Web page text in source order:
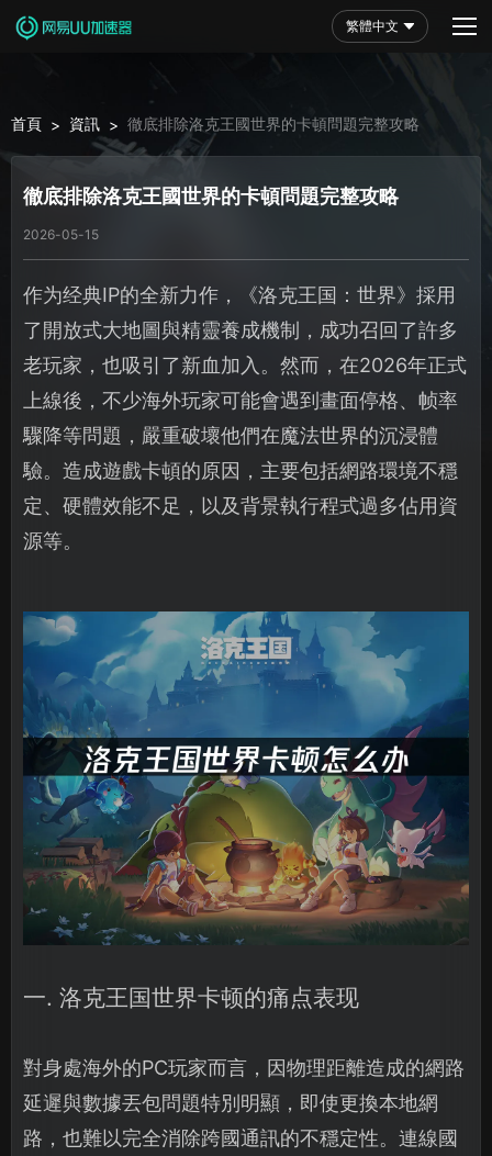
繁體中文
首頁 > 資訊 > 徹底排除洛克王國世界的卡頓問題完整攻略
徹底排除洛克王國世界的卡頓問題完整攻略
2026-05-15
作为经典IP的全新力作，《洛克王国：世界》採用
了開放式大地圖與精靈養成機制，成功召回了許多
老玩家，也吸引了新血加入。然而，在2026年正式
上線後，不少海外玩家可能會遇到畫面停格、帧率
驟降等問題，嚴重破壞他們在魔法世界的沉浸體
驗。造成遊戲卡頓的原因，主要包括網路環境不穩
定、硬體效能不足，以及背景執行程式過多佔用資
源等。
一. 洛克王国世界卡顿的痛点表现
對身處海外的PC玩家而言，因物理距離造成的網路
延遲與數據丟包問題特別明顯，即使更換本地網
路，也難以完全消除跨國通訊的不穩定性。連線國